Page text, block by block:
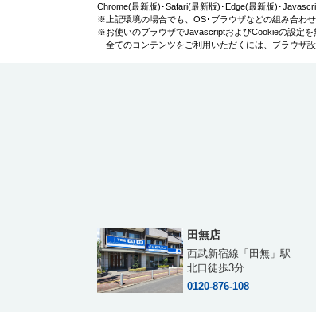
Chrome(最新版)･Safari(最新版)･Edge(最新版)･
※上記環境の場合でも、OS･ブラウザなどの組み合わ
※お使いのブラウザでJavascriptおよびCookieの設定を
全てのコンテンツをご利用いただくには、ブラウザ
田無店
西武新宿線「田無」駅
北口徒歩3分
0120-876-108